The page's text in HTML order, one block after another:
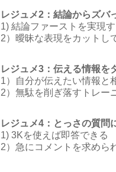
レジュメ2：結論からズバ
1) 結論ファーストを実現
2）曖昧な表現をカットし
レジュメ3：伝える情報を
1）自分が伝えたい情報と
2）無駄を削ぎ落すトレー
レジュメ4：とっさの質問
1) 3Kを使えば即答できる
2）急にコメントを求めら